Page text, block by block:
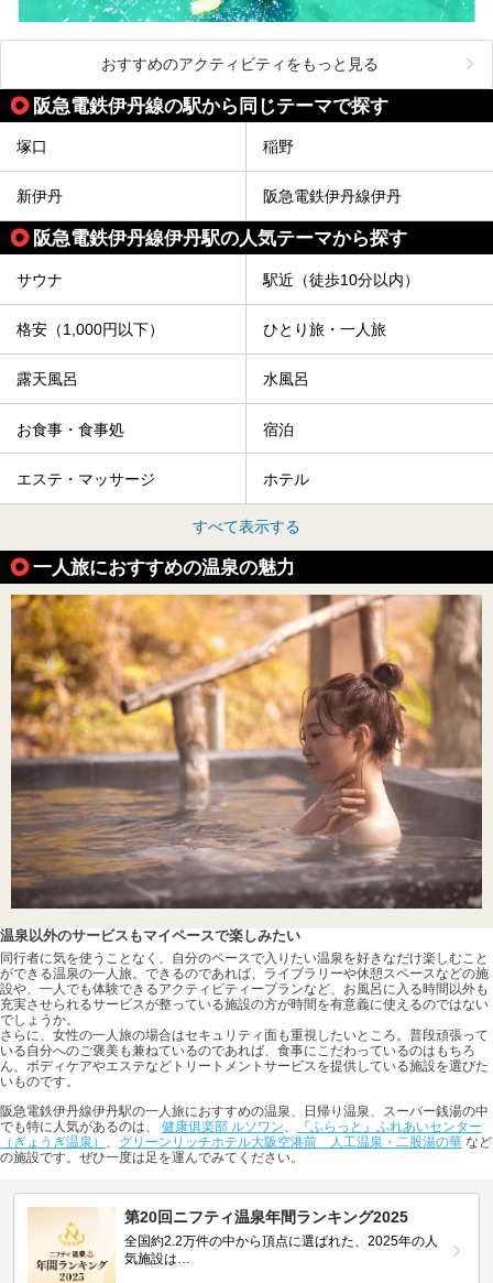
おすすめのアクティビティをもっと見る
阪急電鉄伊丹線の駅から同じテーマで探す
塚口 稲野
新伊丹 阪急電鉄伊丹線伊丹
阪急電鉄伊丹線伊丹駅の人気テーマから探す
サウナ 駅近（徒歩10分以内）
格安（1,000円以下） ひとり旅・一人旅
露天風呂 水風呂
お食事・食事処 宿泊
エステ・マッサージ ホテル
すべて表示する
一人旅におすすめの温泉の魅力
温泉以外のサービスもマイペースで楽しみたい
同行者に気を使うことなく、自分のペースで入りたい温泉を好きなだけ楽しむこと
ができる温泉の一人旅。できるのであれば、ライブラリーや休憩スペースなどの施
設や、一人でも体験できるアクティビティープランなど、お風呂に入る時間以外も
充実させられるサービスが整っている施設の方が時間を有意義に使えるのではない
でしょうか。
さらに、女性の一人旅の場合はセキュリティ面も重視したいところ。普段頑張って
いる自分へのご褒美も兼ねているのであれば、食事にこだわっているのはもちろ
ん、ボディケアやエステなどトリートメントサービスを提供している施設を選びた
いものです。
阪急電鉄伊丹線伊丹駅の一人旅におすすめの温泉、日帰り温泉、スーパー銭湯の中
でも特に人気があるのは、 健康俱楽部 ルソワン
『ふらっと』ふれあいセンター
（ぎょうぎ温泉）
グリーンリッチホテル大阪空港前 人工温泉・二股湯の華 など
の施設です。ぜひ一度は足を運んでみてください。
第20回ニフティ温泉年間ランキング2025
全国約2.2万件の中から頂点に選ばれた、2025年の人
気施設は…